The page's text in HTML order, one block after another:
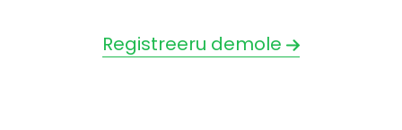
Registreeru demole